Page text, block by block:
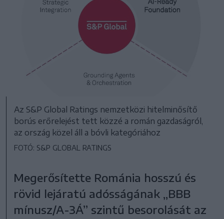
Az S&P Global Ratings nemzetközi hitelminősítő
borús erőrelejést tett közzé a román gazdaságról,
az ország közel áll a bóvli kategóriához
FOTÓ: S&P GLOBAL RATINGS
Megerősítette Románia hosszú és
rövid lejáratú adósságának ,,BBB
mínusz/A-3Á” szintű besorolását az